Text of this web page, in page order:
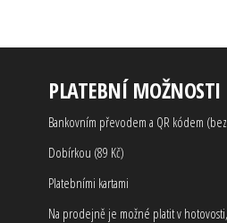
PLATEBNÍ MOŽNOSTI
Bankovním převodem a QR kódem
Dobírkou (89 Kč)
Platebními kartami
Na prodejně je možné platit v